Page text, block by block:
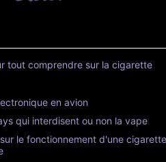
tout comprendre sur la cigarette
en avion
qui interdisent ou non la vape
le fonctionnement d'une cigarette